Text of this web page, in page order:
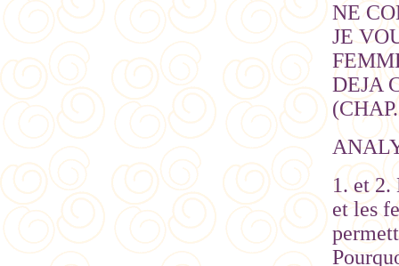
NE
JE
DEJA
1. et 2.
et les